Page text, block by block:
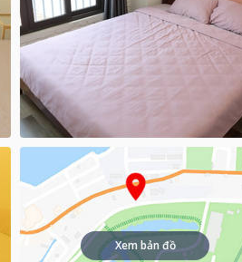
Xem bản đồ